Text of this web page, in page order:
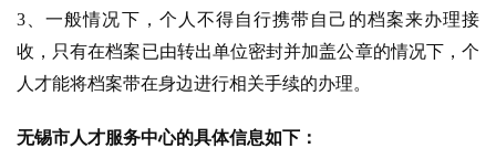
3、一般情况下，个人不得自行携带自己的档案来办理接
收，只有在档案已由转出单位密封并加盖公章的情况下，个
人才能将档案带在身边进行相关手续的办理。
无锡市人才服务中心的具体信息如下：